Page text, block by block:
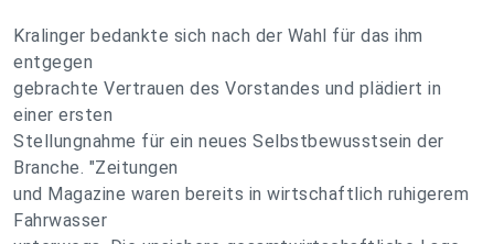
Kralinger bedankte sich nach der Wahl für das ihm
entgegen
gebrachte Vertrauen des Vorstandes und plädiert in
einer ersten
Stellungnahme für ein neues Selbstbewusstsein der
Branche. "Zeitungen
und Magazine waren bereits in wirtschaftlich ruhigerem
Fahrwasser